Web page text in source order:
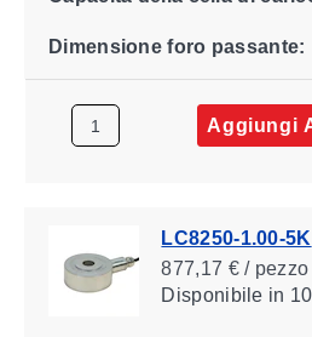
Dimensione foro passante:
Aggiungi
LC8250-1.00-5K
877,17 € / pezzo
Disponibile in